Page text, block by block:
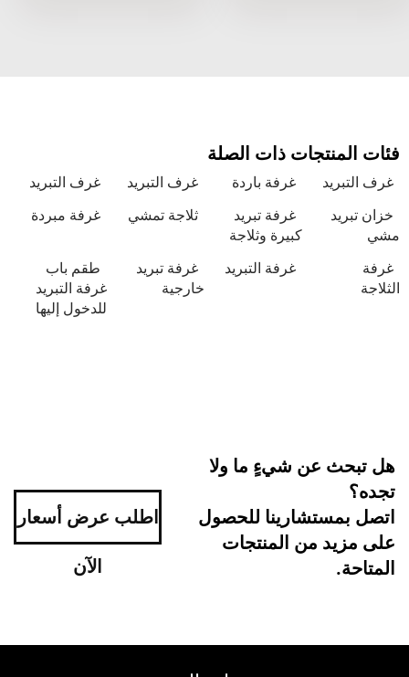
ذات الصلة
غرفة باردة غرف التبريد
غرف التبريد
غرفة تبريد
كبيرة وثلاجة
ثلاجة تمشي غرفة مبردة
غرفة التبريد
غرفة تبريد
طقم باب
غرفة التبريد
للدخول إليها
عن شيءٍ ما ولا
للحصول
من المنتجات
اطلب عرض أسعار